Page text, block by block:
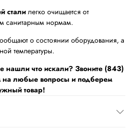
стали легко очищается от
санитарным нормам.
о состоянии оборудования, а
температуры.
нашли что искали? Звоните (843)
на любые вопросы и подберем
товар!